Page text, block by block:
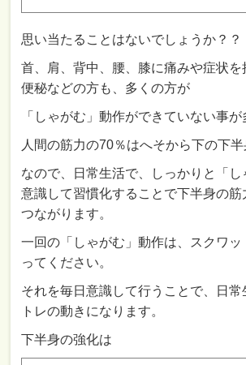
思い当たることはないでしょうか？？
首、肩、背中、腰、膝に痛みや症状を
便秘などの方も、多くの方が
「しゃがむ」動作ができていない事が
人間の筋力の70％はへそから下の下半
なので、日常生活で、しっかりと「し
意識して習慣化することで下半身の筋
つながります。
一回の「しゃがむ」動作は、スクワッ
ってください。
それを毎日意識して行うことで、日
トレの動きになります。
下半身の強化は